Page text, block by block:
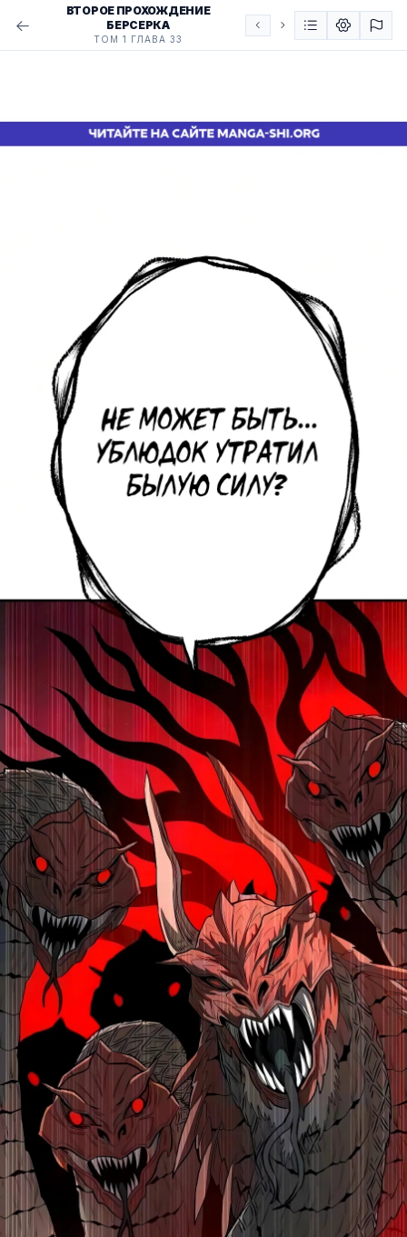
ВТОРОЕ ПРОХОЖДЕНИЕ
БЕРСЕРКА
ТОМ 1 ГЛАВА 33